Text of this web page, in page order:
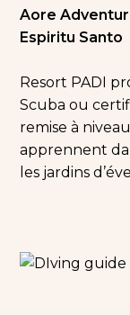
Aore
Espiritu Santo
Resort PADI
Scuba ou
remise à
apprennent
les jardins